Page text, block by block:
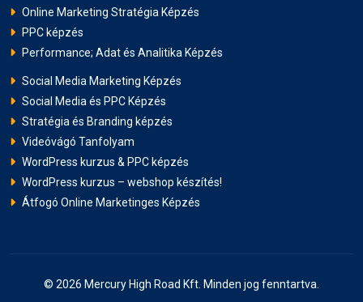
Online Marketing Stratégia Képzés
PPC képzés
Performance; Adat és Analitika Képzés
Social Media Marketing Képzés
Social Media és PPC Képzés
Stratégia és Branding képzés
Videóvágó Tanfolyam
WordPress kurzus & PPC képzés
WordPress kurzus – webshop készítés!
Átfogó Online Marketinges Képzés
© 2026 Mercury High Road Kft. Minden jog fenntartva.